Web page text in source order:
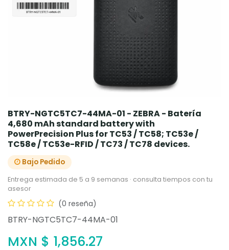
BTRY-NGTC5TC7-44MA-01 - ZEBRA - Batería
4,680 mAh standard battery with
PowerPrecision Plus for TC53 / TC58; TC53e /
TC58e / TC53e-RFID / TC73 / TC78 devices.
Bajo Pedido
Entrega estimada de 5 a 9 semanas · consulta tiempos con tu
asesor
(0 reseña)
BTRY-NGTC5TC7-44MA-01
MXN $ 1,856.27